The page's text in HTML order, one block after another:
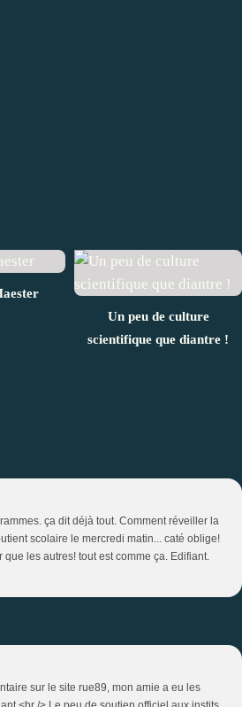
Un peu de culture
scientifique que diantre !
ça dit déjà tout. Comment réveiller la
scolaire le mercredi matin... caté oblige!
les autres! tout est comme ça. Edifiant.
sur le site rue89, mon amie a eu les